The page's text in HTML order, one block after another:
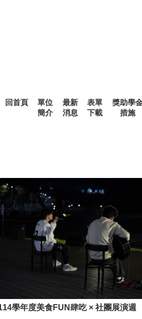
回首頁
單位
簡介
最新
消息
表單
下載
獎助學
措施
學年度美食FUN肆吃 × 社團展演週